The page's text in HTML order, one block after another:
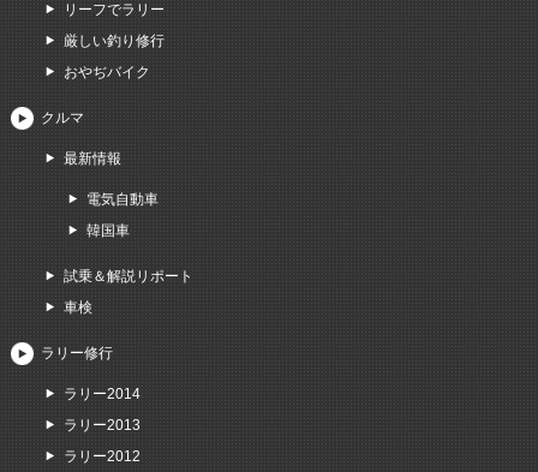
リーフでラリー
厳しい釣り修行
おやぢバイク
クルマ
最新情報
電気自動車
韓国車
試乗＆解説リポート
車検
ラリー修行
ラリー2014
ラリー2013
ラリー2012